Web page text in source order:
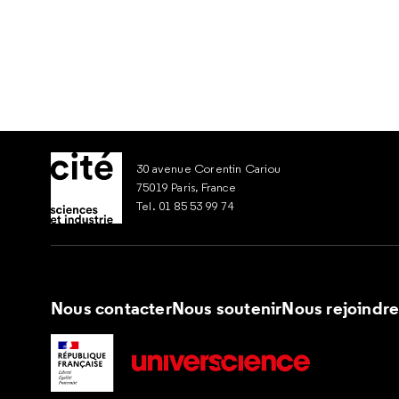
30 avenue Corentin Cariou
75019 Paris, France
Tel. 01 85 53 99 74
Nous contacterNous soutenirNous rejoindre